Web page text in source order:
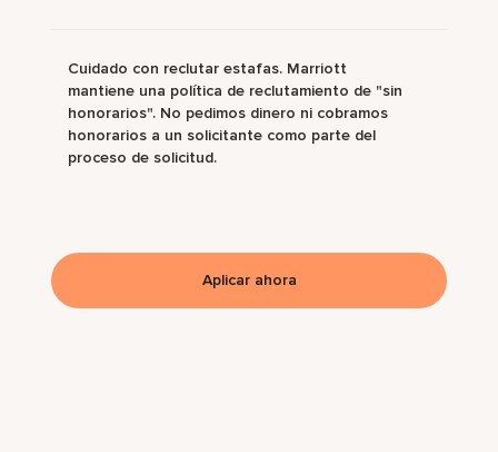
Cuidado con reclutar estafas. Marriott
mantiene una política de reclutamiento de "sin
honorarios". No pedimos dinero ni cobramos
honorarios a un solicitante como parte del
proceso de solicitud.
Aplicar ahora